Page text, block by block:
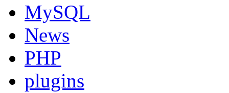
MySQL
News
PHP
plugins